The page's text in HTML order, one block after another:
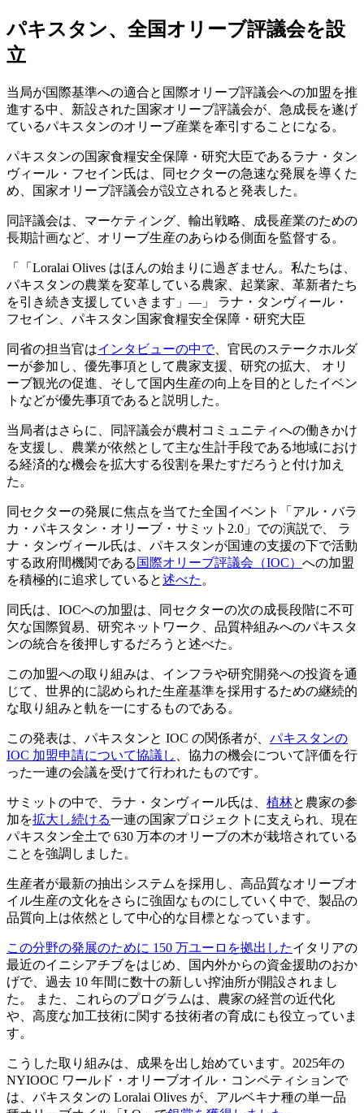
パキスタン、全国オリーブ評議会を設
立
当局が国際基準への適合と国際オリーブ評議会への加盟を推
進する中、新設された国家オリーブ評議会が、急成長を遂げ
ているパキスタンのオリーブ産業を牽引することになる。
パキスタンの国家食糧安全保障・研究大臣であるラナ・タン
ヴィール・フセイン氏は、同セクターの急速な発展を導くた
め、国家オリーブ評議会が設立されると発表した。
同評議会は、マーケティング、輸出戦略、成長産業のための
長期計画など、オリーブ生産のあらゆる側面を監督する。
「Loralai Olives はほんの始まりに過ぎません。私たちは、
パキスタンの農業を変革している農家、起業家、革新者たち
を引き続き支援していきます」―
ラナ・タンヴィール・
フセイン、パキスタン国家食糧安全保障・研究大臣
同省の担当官はインタビューの中で、官民のステークホルダ
ーが参加し、優先事項として農家支援、研究の拡大、 オリ
ーブ観光の促進、そして国内生産の向上を目的としたイベン
トなどが優先事項であると説明した。
当局者はさらに、同評議会が農村コミュニティへの働きかけ
を支援し、農業が依然として主な生計手段である地域におけ
る経済的な機会を拡大する役割を果たすだろうと付け加え
た。
同セクターの発展に焦点を当てた全国イベント「アル・バラ
カ・パキスタン・オリーブ・サミット2.0」での演説で、 ラ
ナ・タンヴィール氏は 、パキスタンが国連の支援の下で活動
する政府間機関である 国際オリーブ評議会（IOC） への加盟
を積極的に追求していると述べた 。
同氏は、IOCへの加盟は、同セクターの次の成長段階に不可
欠な国際貿易、研究ネットワーク、品質枠組みへのパキスタ
ンの統合を後押しするだろうと述べた。
この加盟への取り組みは、インフラや研究開発への投資を通
じて、世界的に認められた生産基準を採用するための継続的
な取り組みと軌を一にするものである。
この発表は、パキスタンと IOC の関係者が、 パキスタンの
IOC 加盟申請について協議し
、協力の機会について評価を行
った一連の会議を受けて行われたものです。
サミットの中で、ラナ・タンヴィール氏は、 植林と農家の参
加を拡大し続ける一連の国家プロジェクトに支えられ、現在
パキスタン全土で 630 万本のオリーブの木が栽培されている
ことを強調しました。
生産者が最新の抽出システムを採用し、高品質なオリーブオ
イル生産の文化をさらに強固なものにしていく中で、製品の
品質向上は依然として中心的な目標となっています。
この分野の発展のために 150 万ユーロを拠出したイタリアの
最近のイニシアチブをはじめ、国内外からの資金援助のおか
げで、過去 10 年間に数十の新しい搾油所が開設されまし
た。 また、これらのプログラムは、農家の経営の近代化
や、高度な加工技術に関する技術者の育成にも役立っていま
す。
こうした取り組みは、成果を出し始めています。2025年の
NYIOOC ワールド・オリーブオイル・コンペティションで
は、パキスタンの Loralai Olives が、アルベキナ種の単一品